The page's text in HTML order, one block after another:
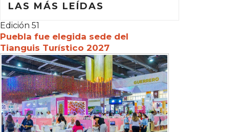
LAS MÁS LEÍDAS
Edición 51
Puebla fue elegida sede del
Tianguis Turístico 2027